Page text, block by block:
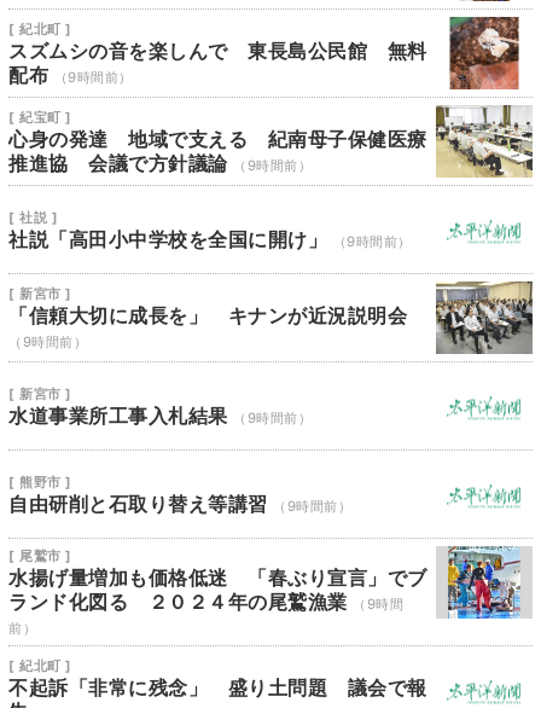
[ 紀北町 ]
スズムシの音を楽しんで 東長島公民館 無料
配布
（9時間前）
[ 紀宝町 ]
心身の発達 地域で支える 紀南母子保健医療
推進協 会議で方針議論
（9時間前）
[ 社説 ]
社説「高田小中学校を全国に開け」 （9時間前）
[ 新宮市 ]
「信頼大切に成長を」 キナンが近況説明会
（9時間前）
[ 新宮市 ]
水道事業所工事入札結果 （9時間前）
[ 熊野市 ]
自由研削と石取り替え等講習 （9時間前）
[ 尾鷲市 ]
水揚げ量増加も価格低迷 「春ぶり宣言」でブ
ランド化図る ２０２４年の尾鷲漁業
（9時間
前）
[ 紀北町 ]
不起訴「非常に残念」 盛り土問題 議会で報